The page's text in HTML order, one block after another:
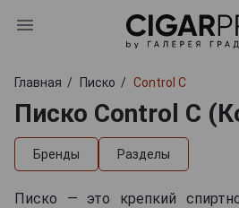
Главная Писко Control C
Писко Control C
Бренды Разделы
Писко — это крепкий